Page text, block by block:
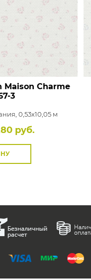
Maison Charme
3
0,53x10,05 м
руб.